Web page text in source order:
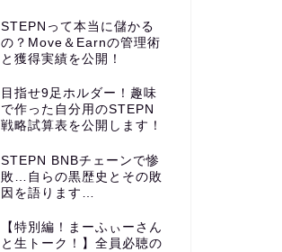
STEPNって本当に儲かる
の？Move＆Earnの管理術
と獲得実績を公開！
目指せ9足ホルダー！趣味
で作った自分用のSTEPN
戦略試算表を公開します！
STEPN BNBチェーンで惨
敗…自らの黒歴史とその敗
因を語ります…
【特別編！まーふぃーさん
と生トーク！】全員必聴の